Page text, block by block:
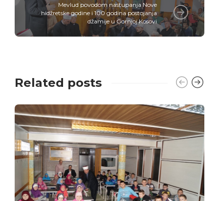
Mevlud povodom nastupanja Nove
hidžretske godine i 100 godina postojanja
džamije u Gornjoj Kosovi
Related posts